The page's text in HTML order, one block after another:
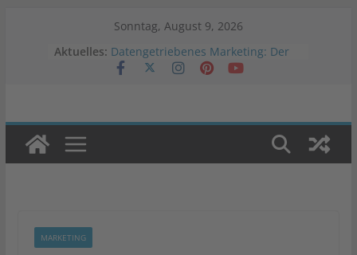
Sonntag, August 9, 2026
Aktuelles: Datengetriebenes Marketing: Der
Schlüssel zum Erfolg
Veränderung der Werbestrategien
Was ist Programmatic Advertising?
MARKETING